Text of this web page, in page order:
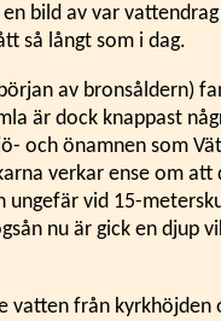
bild av var
så långt som i dag.
av bronsåldern)
är dock knappast
och önamnen som
verkar ense om att
ungefär vid 15-
nu är gick en djup
vatten från kyrkhöjden